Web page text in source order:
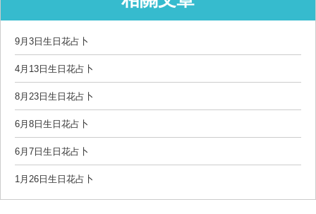
9月3日生日花占卜
4月13日生日花占卜
8月23日生日花占卜
6月8日生日花占卜
6月7日生日花占卜
1月26日生日花占卜